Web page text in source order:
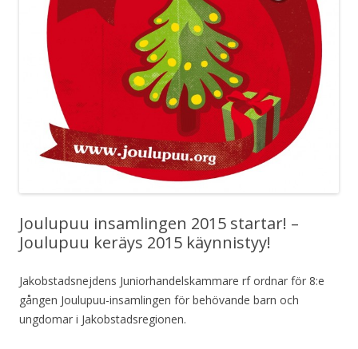
Joulupuu insamlingen 2015 startar! –
Joulupuu keräys 2015 käynnistyy!
Jakobstadsnejdens Juniorhandelskammare rf ordnar för 8:e
gången Joulupuu-insamlingen för behövande barn och
ungdomar i Jakobstadsregionen.